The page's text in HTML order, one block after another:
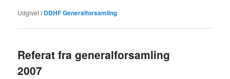
Udgivet i DDHF Generalforsamling
Referat fra generalforsamling
2007